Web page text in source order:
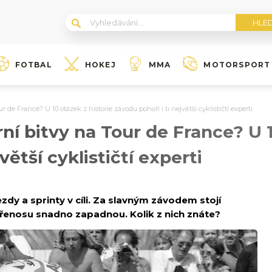
FOTBAL HOKEJ MMA MOTORSPORT
de France? U 10 otázek z historie závodu pohoří i ti největší cyklističtí experti
bitvy na Tour de France? U
cyklističtí experti
a sprinty v cíli. Za slavným závodem stojí
snadno zapadnou. Kolik z nich znáte?